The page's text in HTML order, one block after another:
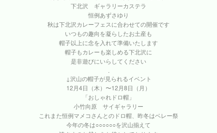
下北沢 ギャラリーカステラ
恒例あずさゆり
秋は下北沢カレーフェスに合わせての開催です
いつもの趣向を凝らしたお土産も
帽子以上に念を入れて準備いたします
帽子もカレーも楽しめる下北沢に
是非遊びにいらしてください
.
↓沢山の帽子が見られるイベント
12月4日（木）〜12月8日（月）
「おしゃれドロ帽」
小竹向原 サイギャラリー
これまた恒例マメコさんとのドロ帽、昨冬はベレー祭
今年の冬は○○○○○○を沢山揃えて